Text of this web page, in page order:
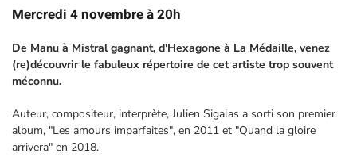
Mercredi 4 novembre à 20h
De Manu à Mistral gagnant, d'Hexagone à La Médaille, venez
(re)découvrir le fabuleux répertoire de cet artiste trop souvent
méconnu.
Auteur, compositeur, interprète, Julien Sigalas a sorti son premier
album, "Les amours imparfaites", en 2011 et "Quand la gloire
arrivera" en 2018.